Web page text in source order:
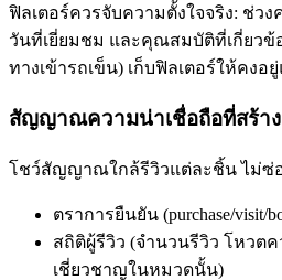
ฟิลเตอร์ควรจับความตั้งใจจริง: ช่ว
วันที่เยี่ยมชม และคุณสมบัติที่เกี่ยวข้
ทางเข้ารถเข็น) เก็บฟิลเตอร์ให้คงอ
สัญญาณความน่าเชื่อถือที่สร้า
โชว์สัญญาณใกล้รีวิวแต่ละชิ้น ไม่ซ่
ตราการยืนยัน (purchase/visit/
สถิติผู้รีวิว (จำนวนรีวิว โหวต
เชี่ยวชาญในหมวดนั้น)